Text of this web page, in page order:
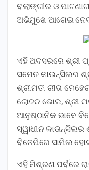
ବଲାଙ୍ଗୀର ଓ
ଅଭିମୁଖେ ଆଗେଇ
ଏହି ଅବସରରେ ଶ୍ରୀ
ସମେତ କାଉନ୍‌ସିଲର
ଶ୍ରୀମତୀ ରୀତା
ଲୋଚନ ଭୋଇ, ଶ୍ରୀ
ଆନୁଷ୍ଠାନିକ ଭାବେ
ସ୍ୱାଧୀନ
ବିଜେପିରେ ସାମିଲ
ଏହି ମିଶ୍ରଣ ପର୍ବରେ